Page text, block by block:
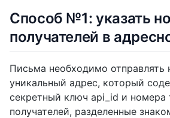
Cпособ №1: указать
получателей в
Письма необходимо отправлять
уникальный адрес, который
секретный ключ api_id и номера
получателей, разделенные